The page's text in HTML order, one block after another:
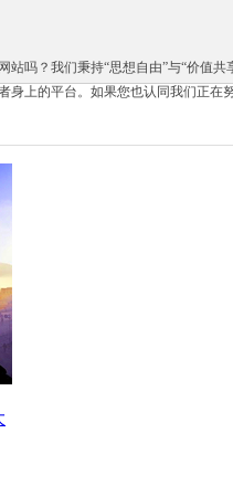
吗？我们秉持“思想自由”与“价值共
身上的平台。如果您也认同我们正在